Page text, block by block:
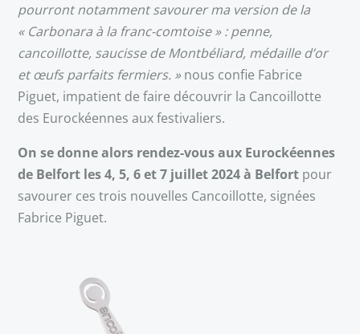
pourront notamment savourer ma version de la
« Carbonara à la franc-comtoise » : penne,
cancoillotte, saucisse de Montbéliard, médaille d’or
et œufs parfaits fermiers. »nous confie Fabrice
Piguet, impatient de faire découvrir la Cancoillotte
des Eurockéennes aux festivaliers.
On se donne alors rendez-vous aux Eurockéennes
de Belfort les 4, 5, 6 et 7 juillet 2024 à Belfort pour
savourer ces trois nouvelles Cancoillotte, signées
Fabrice Piguet.